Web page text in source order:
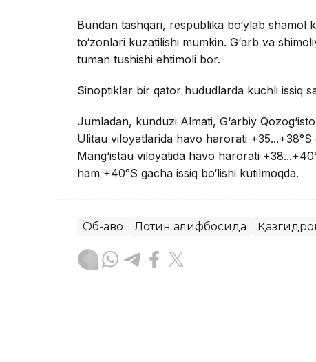
Bundan tashqari, respublika bo‘ylab
to‘zonlari kuzatilishi mumkin. G‘arb va
tuman tushishi ehtimoli bor.
Sinoptiklar bir qator hududlarda kuchli issiq
Jumladan, kunduzi Almati, G‘arbiy
Ulitau viloyatlarida havo harorati +35...+38°S
Mang‘istau viloyatida havo harorati
ham +40°S gacha issiq bo‘lishi kutilmoqda.
Об-ҳаво Лотин алифбосида